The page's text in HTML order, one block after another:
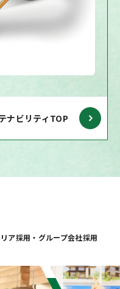
ナビリティTOP
ア採用・グループ会社採用